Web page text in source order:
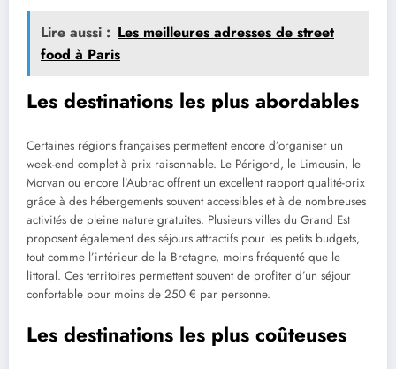
Lire aussi : Les meilleures adresses de street
food à Paris
Les destinations les plus abordables
Certaines régions françaises permettent encore d’organiser un
week-end complet à prix raisonnable. Le Périgord, le Limousin, le
Morvan ou encore l’Aubrac offrent un excellent rapport qualité-prix
grâce à des hébergements souvent accessibles et à de nombreuses
activités de pleine nature gratuites. Plusieurs villes du Grand Est
proposent également des séjours attractifs pour les petits budgets,
tout comme l’intérieur de la Bretagne, moins fréquenté que le
littoral. Ces territoires permettent souvent de profiter d’un séjour
confortable pour moins de 250 € par personne.
Les destinations les plus coûteuses